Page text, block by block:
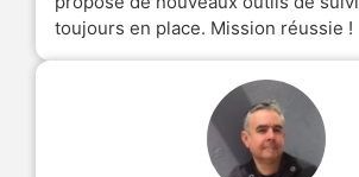
toujours en place. Mission réussie !